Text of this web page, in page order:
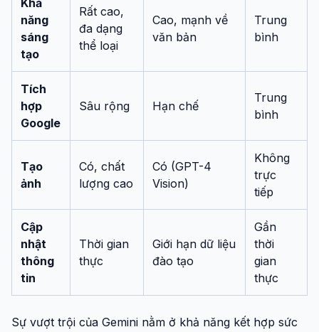
năng
sáng
tạo
Rất cao,
đa dạng
thể loại
Cao, mạnh về
văn bản
Trung
bình
Tích
hợp
Google
Sâu rộng Hạn chế
Trung
bình
Tạo
ảnh
Có, chất
lượng cao
Có (GPT-4
Vision)
Không
trực
tiếp
Cập
nhật
thông
tin
Thời gian
thực
Giới hạn dữ liệu
đào tạo
Gần
thời
gian
thực
Sự vượt trội của Gemini nằm ở khả năng kết hợp sức